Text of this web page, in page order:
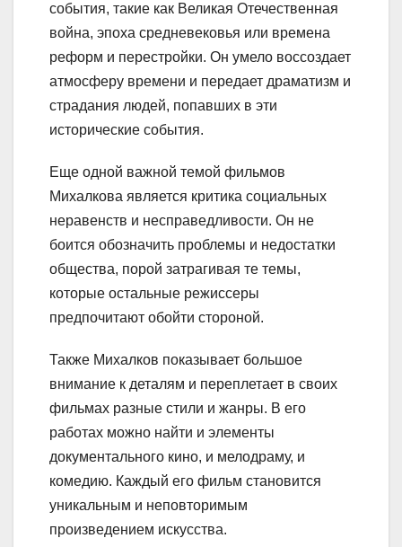
события, такие как Великая Отечественная
война, эпоха средневековья или времена
реформ и перестройки. Он умело воссоздает
атмосферу времени и передает драматизм и
страдания людей, попавших в эти
исторические события.
Еще одной важной темой фильмов
Михалкова является критика социальных
неравенств и несправедливости. Он не
боится обозначить проблемы и недостатки
общества, порой затрагивая те темы,
которые остальные режиссеры
предпочитают обойти стороной.
Также Михалков показывает большое
внимание к деталям и переплетает в своих
фильмах разные стили и жанры. В его
работах можно найти и элементы
документального кино, и мелодраму, и
комедию. Каждый его фильм становится
уникальным и неповторимым
произведением искусства.